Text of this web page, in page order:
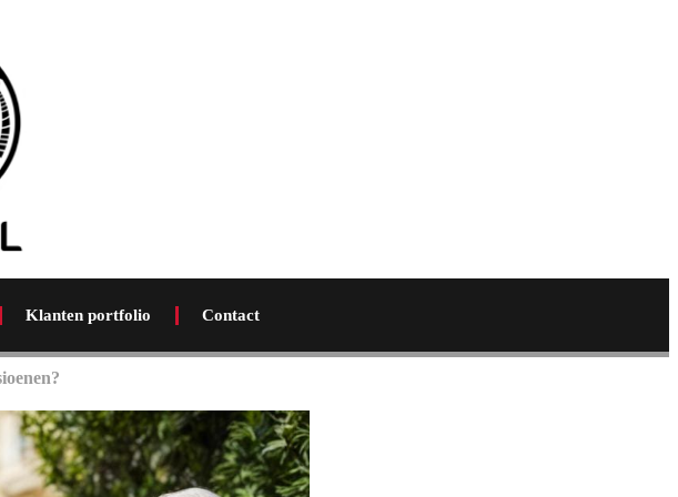
Klanten portfolio Contact